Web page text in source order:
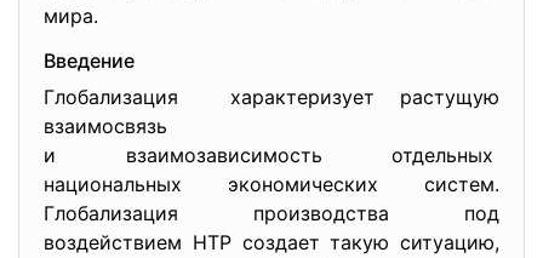
мира.
Введение
Глобализация характеризует растущую
взаимосвязь
и взаимозависимость отдельных
национальных экономических систем.
Глобализация производства под
воздействием НТР создает такую ситуацию,